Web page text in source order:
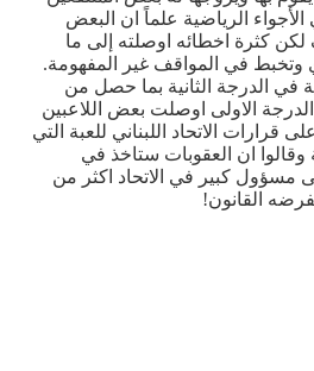
الرياضية علماً ان البعض
كثرة اخطائه اوصلته إلى ما
في المواقف غير المفهومة.
في الدرجة الثانية بما حصل من
الاولى اوصلت بعض اللاعبين
قرارات الاتحاد اللبناني للعبة التي
ان العقوبات ستاخذ في
مسؤول كبير في الاتحاد اكثر من
القانون!